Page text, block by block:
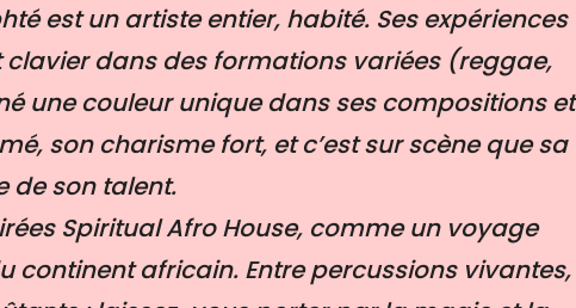
est un artiste entier, habité. Ses expériences
dans des formations variées (reggae,
une couleur unique dans ses compositions et
son charisme fort, et c’est sur scène que sa
de son talent.
Spiritual Afro House, comme un voyage
continent africain. Entre percussions vivantes,